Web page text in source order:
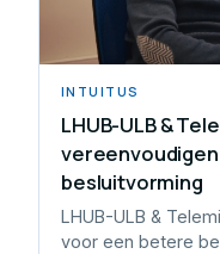
INTUITUS
LHUB-ULB &
besluitvorming
LHUB-ULB &
voor een betere